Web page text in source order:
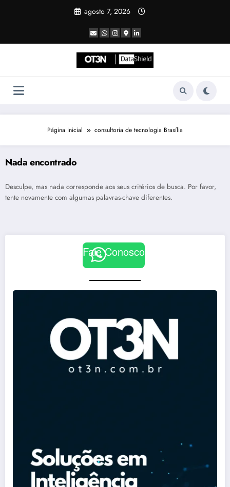
agosto 7, 2026
Página inicial consultoria de tecnologia Brasília
Nada encontrado
Desculpe, mas nada corresponde aos seus critérios de busca. Por favor,
tente novamente com algumas palavras-chave diferentes.
Fale Conosco